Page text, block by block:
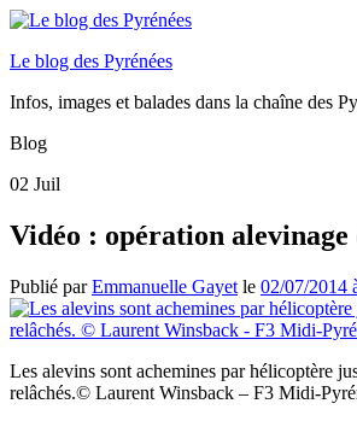
Le blog des Pyrénées
Infos, images et balades dans la chaîne des
Blog
02 Juil
Vidéo : opération alevinage
Publié parEmmanuelle Gayet le 02/07/2014
Les alevins sont achemines par hélicoptère
relâchés.© Laurent Winsback – F3 Midi-